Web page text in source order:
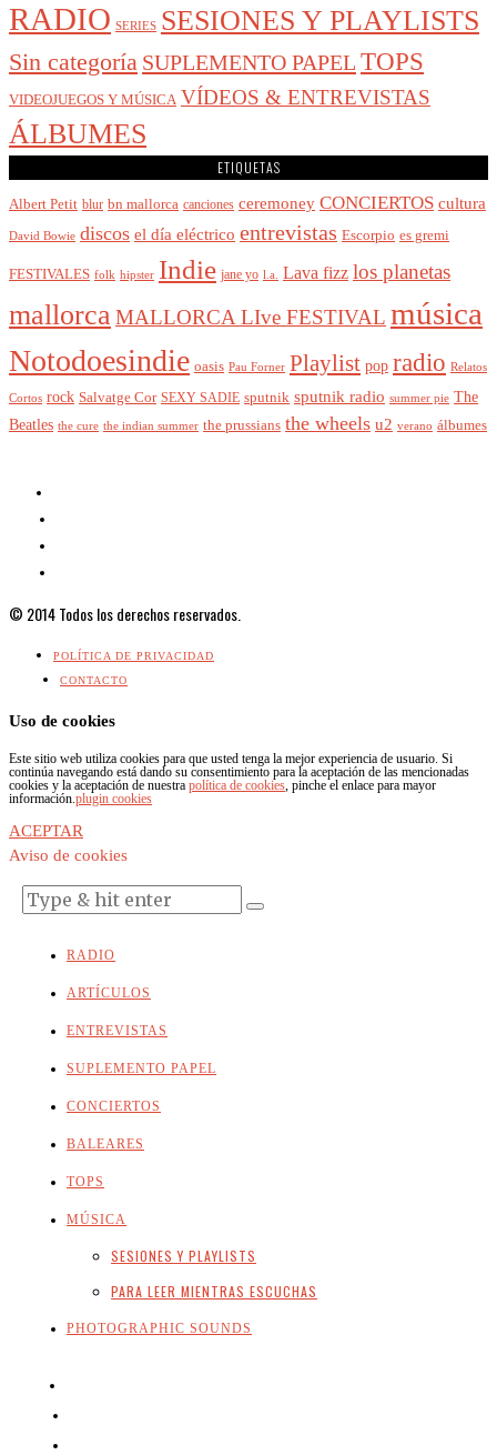
RADIO SERIES SESIONES Y PLAYLISTS
Sin categoría SUPLEMENTO PAPEL TOPS
VIDEOJUEGOS Y MÚSICA VÍDEOS & ENTREVISTAS
ÁLBUMES
ETIQUETAS
Albert Petit blur bn mallorca canciones ceremoney CONCIERTOS cultura
David Bowie discos el día eléctrico entrevistas Escorpio es gremi
FESTIVALES folk hipster Indie jane yo l.a. Lava fizz los planetas
mallorca MALLORCA LIve FESTIVAL música
Notodoesindie oasis Pau Forner Playlist pop radio Relatos
Cortos rock Salvatge Cor SEXY SADIE sputnik sputnik radio summer pie The
Beatles the cure the indian summer the prussians the wheels u2 verano álbumes
© 2014 Todos los derechos reservados.
POLÍTICA DE PRIVACIDAD
CONTACTO
Uso de cookies
Este sitio web utiliza cookies para que usted tenga la mejor experiencia de usuario. Si
continúa navegando está dando su consentimiento para la aceptación de las mencionadas
cookies y la aceptación de nuestra política de cookies, pinche el enlace para mayor
información.plugin cookies
ACEPTAR
Aviso de cookies
RADIO
ARTÍCULOS
ENTREVISTAS
SUPLEMENTO PAPEL
CONCIERTOS
BALEARES
TOPS
MÚSICA
SESIONES Y PLAYLISTS
PARA LEER MIENTRAS ESCUCHAS
PHOTOGRAPHIC SOUNDS